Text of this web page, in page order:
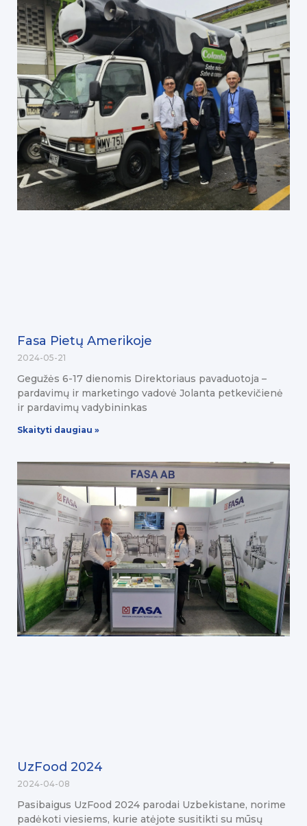
Fasa Pietų Amerikoje
2024-05-21
Gegužės 6-17 dienomis Direktoriaus pavaduotoja –
pardavimų ir marketingo vadovė Jolanta petkevičienė
ir pardavimų vadybininkas
Skaityti daugiau »
UzFood 2024
2024-04-08
Pasibaigus UzFood 2024 parodai Uzbekistane, norime
padėkoti viesiems, kurie atėjote susitikti su mūsų